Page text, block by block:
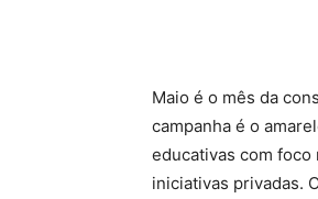
Maio é o mês da
campanha é o
educativas com foco
iniciativas privadas.